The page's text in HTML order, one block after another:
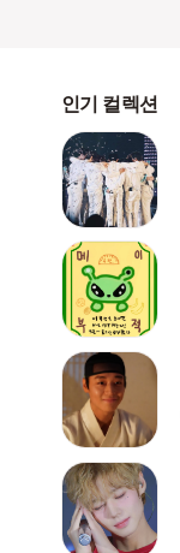
인기 컬렉션